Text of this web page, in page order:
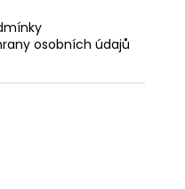
osobních údajů